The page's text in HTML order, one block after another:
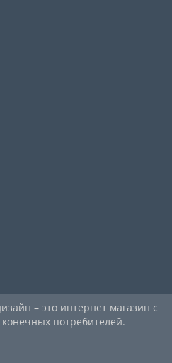
– это интернет магазин с
потребителей.